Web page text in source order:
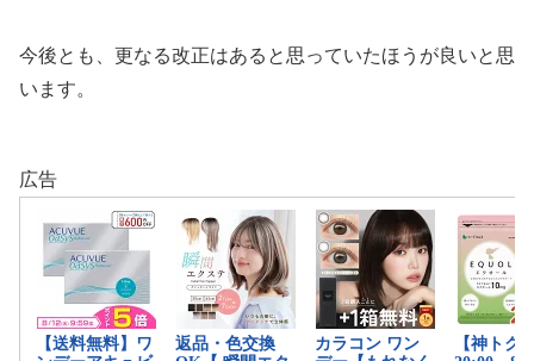
今後とも、更なる改正はあると思っていたほうが良いと思
います。
広告